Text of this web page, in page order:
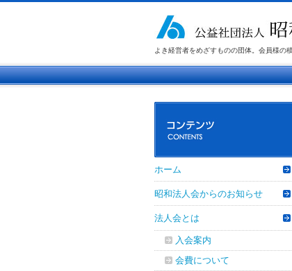
よき経営者をめざすものの団体。会員様の
ホーム
昭和法人会からのお知らせ
法人会とは
入会案内
会費について